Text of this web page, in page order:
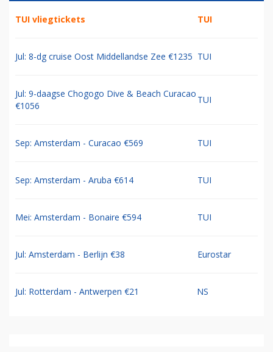
TUI vliegtickets TUI
Jul: 8-dg cruise Oost Middellandse Zee €1235 TUI
Jul: 9-daagse Chogogo Dive & Beach Curacao
€1056
TUI
Sep: Amsterdam - Curacao €569 TUI
Sep: Amsterdam - Aruba €614 TUI
Mei: Amsterdam - Bonaire €594 TUI
Jul: Amsterdam - Berlijn €38 Eurostar
Jul: Rotterdam - Antwerpen €21 NS